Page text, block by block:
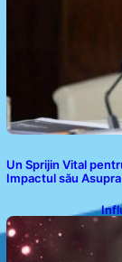
Un Sprijin Vital
Impactul său